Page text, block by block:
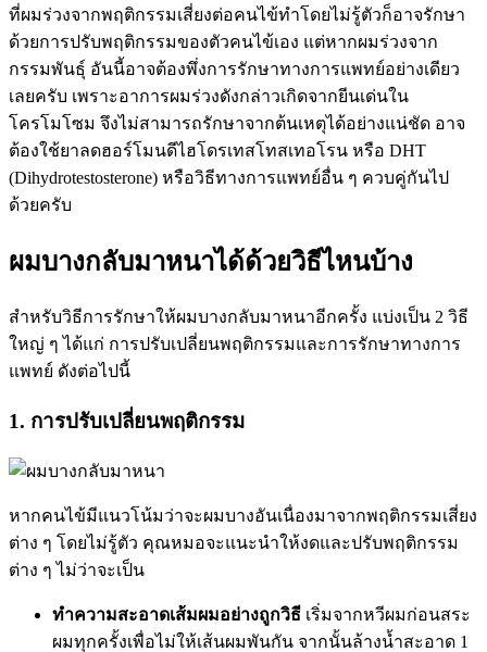
ที่ผมร่วงจากพฤติกรรมเสี่ยงต่อคนไข้ทำโดยไม่รู้ตัวก็อาจรักษา
ด้วยการปรับพฤติกรรมของตัวคนไข้เอง แต่หากผมร่วงจาก
กรรมพันธุ์ อันนี้อาจต้องพึ่งการรักษาทางการแพทย์อย่างเดียว
เลยครับ เพราะอาการผมร่วงดังกล่าวเกิดจากยีนเด่นใน
โครโมโซม จึงไม่สามารถรักษาจากต้นเหตุได้อย่างแน่ชัด อาจ
ต้องใช้ยาลดฮอร์โมนดีไฮโดรเทสโทสเทอโรน หรือ DHT
(Dihydrotestosterone) หรือวิธีทางการแพทย์อื่น ๆ ควบคู่กันไป
ด้วยครับ
ผมบางกลับมาหนาได้ด้วยวิธีไหนบ้าง
สำหรับวิธีการรักษาให้ผมบางกลับมาหนาอีกครั้ง แบ่งเป็น 2 วิธี
ใหญ่ ๆ ได้แก่ การปรับเปลี่ยนพฤติกรรมและการรักษาทางการ
แพทย์ ดังต่อไปนี้
1. การปรับเปลี่ยนพฤติกรรม
หากคนไข้มีแนวโน้มว่าจะผมบางอันเนื่องมาจากพฤติกรรมเสี่ยง
ต่าง ๆ โดยไม่รู้ตัว คุณหมอจะแนะนำให้งดและปรับพฤติกรรม
ต่าง ๆ ไม่ว่าจะเป็น
ทำความสะอาดเส้มผมอย่างถูกวิธี เริ่มจากหวีผมก่อนสระ
ผมทุกครั้งเพื่อไม่ให้เส้นผมพันกัน จากนั้นล้างน้ำสะอาด 1